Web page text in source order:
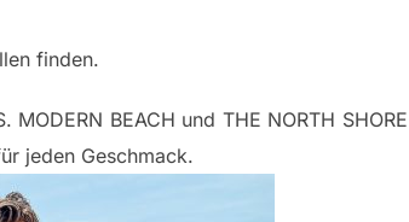
finden.
BEACH und THE NORTH SHORE
jeden Geschmack.